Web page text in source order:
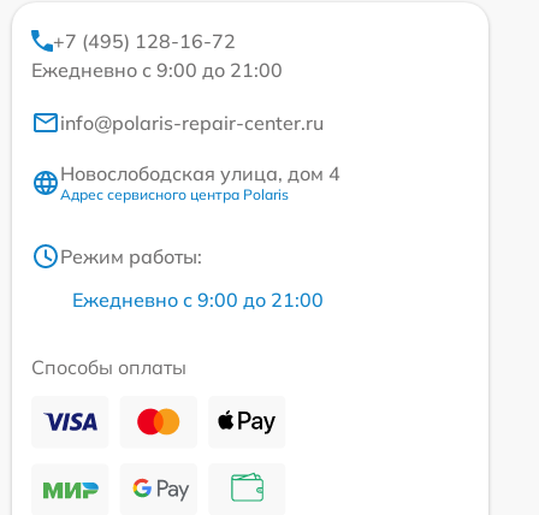
+7 (495) 128-16-72
Ежедневно с 9:00 до 21:00
info@polaris-repair-center.ru
Новослободская улица, дом 4
Адрес сервисного центра Polaris
Режим работы:
Ежедневно с 9:00 до 21:00
Способы оплаты